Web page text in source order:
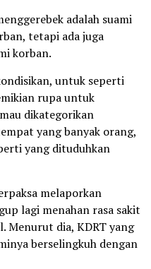
adalah suami
tetapi ada juga
korban.
untuk seperti
rupa untuk
dikategorikan
yang banyak orang,
yang dituduhkan
melaporkan
lagi menahan rasa sakit
Menurut dia, KDRT yang
berselingkuh dengan